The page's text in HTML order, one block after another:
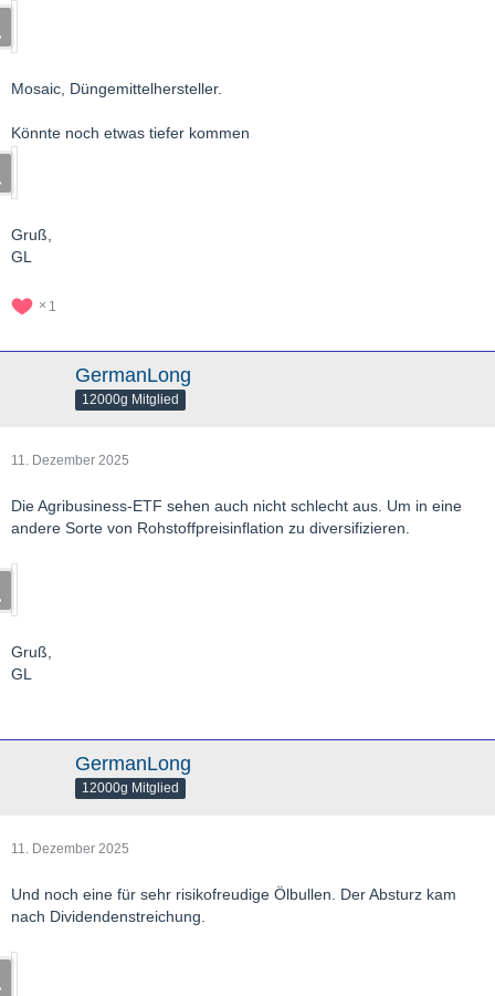
Mosaic, Düngemittelhersteller.
Könnte noch etwas tiefer kommen
Gruß,
GL
1
GermanLong
12000g Mitglied
11. Dezember 2025
Die Agribusiness-ETF sehen auch nicht schlecht aus. Um in eine
andere Sorte von Rohstoffpreisinflation zu diversifizieren.
Gruß,
GL
GermanLong
12000g Mitglied
11. Dezember 2025
Und noch eine für sehr risikofreudige Ölbullen. Der Absturz kam
nach Dividendenstreichung.